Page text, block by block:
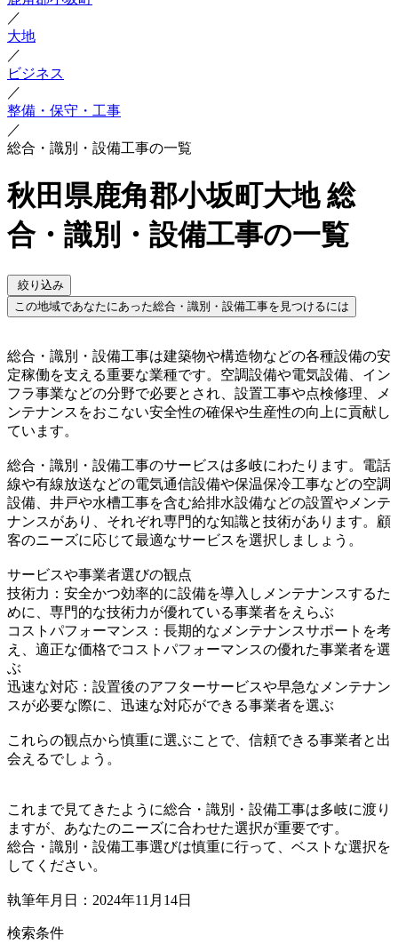
／
大地
／
ビジネス
／
整備・保守・工事
／
総合・識別・設備工事の一覧
秋田県鹿角郡小坂町大地 総
合・識別・設備工事の一覧
絞り込み
この地域であなたにあった総合・識別・設備工事を見つけるには
総合・識別・設備工事は建築物や構造物などの各種設備の安
定稼働を支える重要な業種です。空調設備や電気設備、イン
フラ事業などの分野で必要とされ、設置工事や点検修理、メ
ンテナンスをおこない安全性の確保や生産性の向上に貢献し
ています。
総合・識別・設備工事のサービスは多岐にわたります。電話
線や有線放送などの電気通信設備や保温保冷工事などの空調
設備、井戸や水槽工事を含む給排水設備などの設置やメンテ
ナンスがあり、それぞれ専門的な知識と技術があります。顧
客のニーズに応じて最適なサービスを選択しましょう。
サービスや事業者選びの観点
技術力：安全かつ効率的に設備を導入しメンテナンスするた
めに、専門的な技術力が優れている事業者をえらぶ
コストパフォーマンス：長期的なメンテナンスサポートを考
え、適正な価格でコストパフォーマンスの優れた事業者を選
ぶ
迅速な対応：設置後のアフターサービスや早急なメンテナン
スが必要な際に、迅速な対応ができる事業者を選ぶ
これらの観点から慎重に選ぶことで、信頼できる事業者と出
会えるでしょう。
これまで見てきたように総合・識別・設備工事は多岐に渡り
ますが、あなたのニーズに合わせた選択が重要です。
総合・識別・設備工事選びは慎重に行って、ベストな選択を
してください。
執筆年月日：2024年11月14日
検索条件